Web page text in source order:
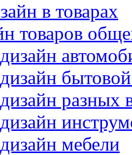
в товарах
товаров
разных
мебели